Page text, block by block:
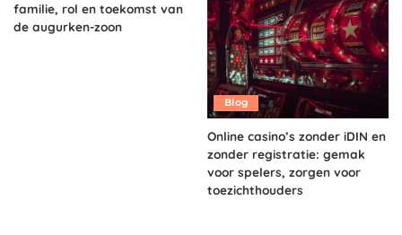
familie, rol en toekomst van
de augurken-zoon
Blog
Online casino’s zonder iDIN en
zonder registratie: gemak
voor spelers, zorgen voor
toezichthouders